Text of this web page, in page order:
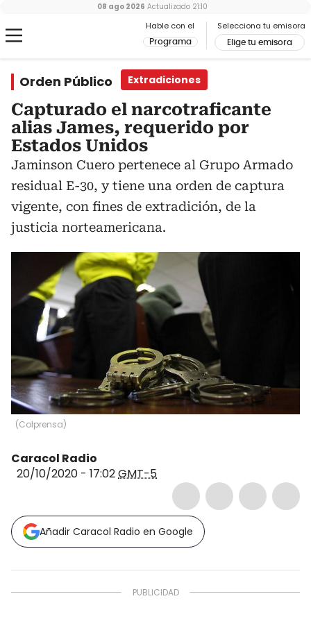
Hable con el
Programa
Selecciona tu emisora
Elige tu emisora
08 ago 2026 Actualizado 21:10
Orden Público Extradiciones
Capturado el narcotraficante
alias James, requerido por
Estados Unidos
Jaminson Cuero pertenece al Grupo Armado
residual E-30, y tiene una orden de captura
vigente, con fines de extradición, de la
justicia norteamericana.
(Colprensa)
Caracol Radio
20/10/2020 - 17:02GMT-5
Añadir Caracol Radio en Google